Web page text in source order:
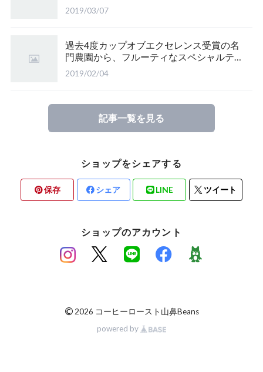
2019/03/07
過去4度カップオブエクセレンス受賞の名
門農園から、フルーティなスペシャルティ
♪
2019/02/04
記事一覧を見る
ショップをシェアする
保存 シェア LINE ツイート
ショップのアカウント
© 2026 コーヒーロースト山鼻Beans
powered by